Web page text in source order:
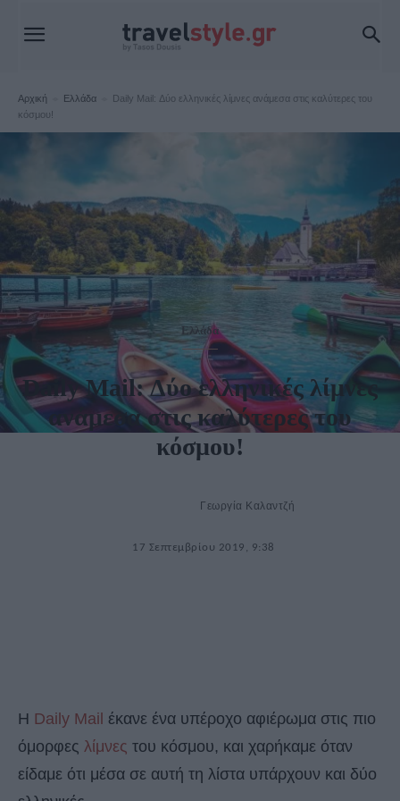
Αρχική Ελλάδα
Daily Mail: Δύο ελληνικές λίμνες ανάμεσα στις καλύτερες του
κόσμου!
Ελλάδα
Daily Mail: Δύο ελληνικές λίμνες
ανάμεσα στις καλύτερες του
κόσμου!
Γεωργία Καλαντζή
17 Σεπτεμβρίου 2019, 9:38
Η Daily Mail έκανε ένα υπέροχο αφιέρωμα στις πιο
όμορφες λίμνες του κόσμου, και χαρήκαμε όταν
είδαμε ότι μέσα σε αυτή τη λίστα υπάρχουν και δύο